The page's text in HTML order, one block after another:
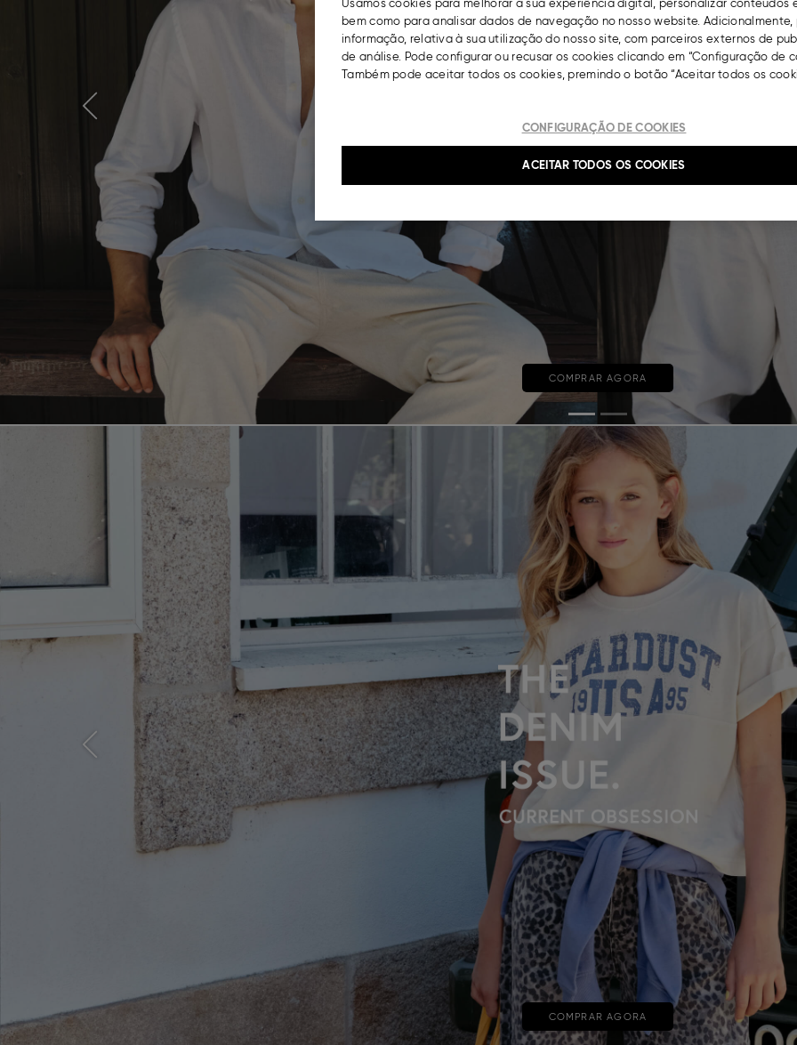
COMPRAR AGORA
Previous
COMPRAR AGORA
Previous
Usamos cookies para melhorar a sua experiência digital, personalizar conteúdos
bem como para analisar dados de navegação no nosso website.
informação, relativa à sua utilização do nosso site, com parceiros externos de
de análise. Pode configurar ou recusar os cookies clicando em “Configuração de
Também pode aceitar todos os cookies, premindo o botão “Aceitar todos os
CONFIGURAÇÃO DE COOKIES
ACEITAR TODOS OS COOKIES